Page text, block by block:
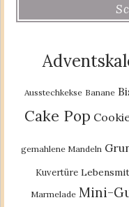
Ausstechkekse Banane
Cake Pop
gemahlene Mandeln
Kuvertüre
Marmelade Mini-